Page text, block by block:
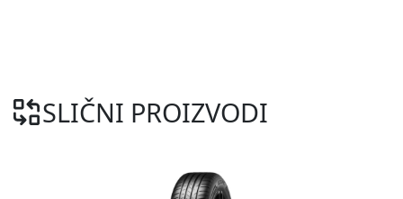
SLIČNI PROIZVODI